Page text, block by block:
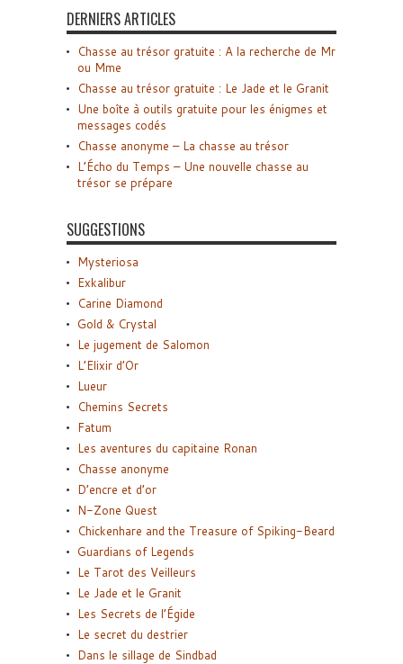
DERNIERS ARTICLES
Chasse au trésor gratuite : A la recherche de Mr
ou Mme
Chasse au trésor gratuite : Le Jade et le Granit
Une boîte à outils gratuite pour les énigmes et
messages codés
Chasse anonyme – La chasse au trésor
L’Écho du Temps – Une nouvelle chasse au
trésor se prépare
SUGGESTIONS
Mysteriosa
Exkalibur
Carine Diamond
Gold & Crystal
Le jugement de Salomon
L’Elixir d’Or
Lueur
Chemins Secrets
Fatum
Les aventures du capitaine Ronan
Chasse anonyme
D’encre et d’or
N-Zone Quest
Chickenhare and the Treasure of Spiking-Beard
Guardians of Legends
Le Tarot des Veilleurs
Le Jade et le Granit
Les Secrets de l’Égide
Le secret du destrier
Dans le sillage de Sindbad